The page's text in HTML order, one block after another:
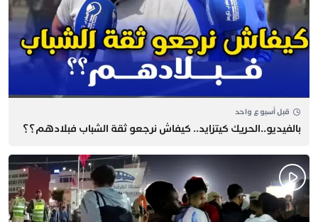
قبل أسبوع واحد
بالفيديو..الحريك كيتزايد.. كيفاش نرجعو ثقة الشباب فبلادهم؟؟